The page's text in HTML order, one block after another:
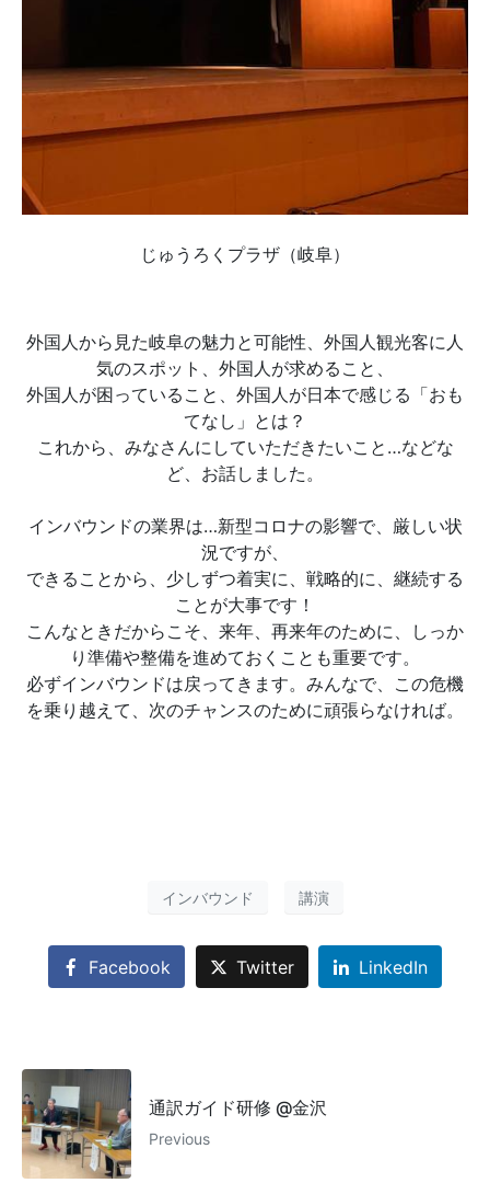
じゅうろくプラザ（岐阜）
外国人から見た岐阜の魅力と可能性、外国人観光客に人
気のスポット、外国人が求めること、
外国人が困っていること、外国人が日本で感じる「おも
てなし」とは？
これから、みなさんにしていただきたいこと…などな
ど、お話しました。
インバウンドの業界は…新型コロナの影響で、厳しい状
況ですが、
できることから、少しずつ着実に、戦略的に、継続する
ことが大事です！
こんなときだからこそ、来年、再来年のために、しっか
り準備や整備を進めておくことも重要です。
必ずインバウンドは戻ってきます。みんなで、この危機
を乗り越えて、次のチャンスのために頑張らなければ。
インバウンド 講演
Facebook Twitter LinkedIn
通訳ガイド研修 @金沢
Previous